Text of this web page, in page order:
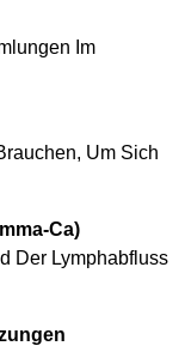
Im
Um Sich
Ca)
Der Lymphabfluss